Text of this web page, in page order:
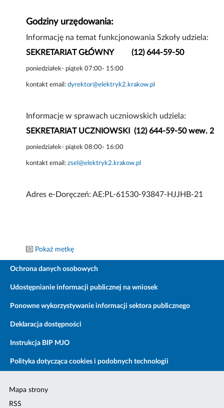
Godziny urzędowania:
Informację na temat funkcjonowania Szkoły udziela:
SEKRETARIAT GŁÓWNY (12) 644-59-50
poniedziałek- piątek 07:00- 15:00
kontakt email:dyrektor@elektryk2.krakow.pl
Informacje w sprawach uczniowskich udziela:
SEKRETARIAT UCZNIOWSKI (12) 644-59-50 wew. 2
poniedziałek- piątek 08:00- 16:00
kontakt email:zsel@elektryk2.krakow.pl
Adres e-Doręczeń: AE:PL-61530-93847-HJJHB-21
Pokaż metkę
Ochrona danych osobowych
Udostępnianie informacji publicznej na wniosek
Ponowne wykorzystywanie informacji sektora publicznego
Deklaracja dostępności
Instrukcja BIP MJO
Polityka dotycząca cookies i podobnych technologii
Mapa strony
RSS